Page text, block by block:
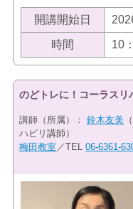
開講開始日
時間 10
のどトレに！コーラスリ
講師（所属）： 鈴木友美
ハビリ講師）
梅田教室 ／TEL 06-6361-